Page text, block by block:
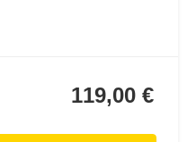
119,00 €